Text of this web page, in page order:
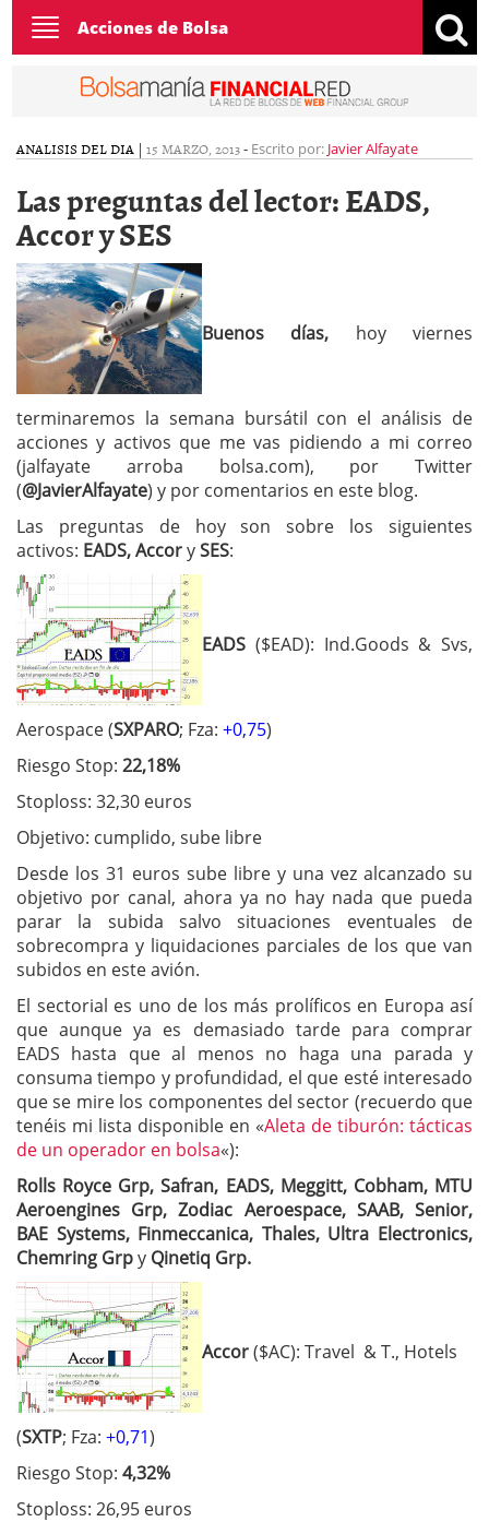
Toggle
navigation
Acciones de Bolsa
ANALISIS DEL DIA | 15 MARZO, 2013- Escrito por: Javier Alfayate
Las preguntas del lector: EADS,
Accor y SES
Buenos días, hoy viernes
terminaremos la semana bursátil con el análisis de
acciones y activos que me vas pidiendo a mi correo
(jalfayate arroba bolsa.com), por Twitter
(@JavierAlfayate) y por comentarios en este blog.
Las preguntas de hoy son sobre los siguientes
activos: EADS, AccorySES:
EADS ($EAD): Ind.Goods & Svs,
Aerospace (SXPARO; Fza: +0,75)
Riesgo Stop: 22,18%
Stoploss: 32,30 euros
Objetivo: cumplido, sube libre
Desde los 31 euros sube libre y una vez alcanzado su
objetivo por canal, ahora ya no hay nada que pueda
parar la subida salvo situaciones eventuales de
sobrecompra y liquidaciones parciales de los que van
subidos en este avión.
El sectorial es uno de los más prolíficos en Europa así
que aunque ya es demasiado tarde para comprar
EADS hasta que al menos no haga una parada y
consuma tiempo y profundidad, el que esté interesado
que se mire los componentes del sector (recuerdo que
tenéis mi lista disponible en «Aleta de tiburón: tácticas
de un operador en bolsa«):
Rolls Royce Grp, Safran, EADS, Meggitt, Cobham, MTU
Aeroengines Grp, Zodiac Aeroespace, SAAB, Senior,
BAE Systems, Finmeccanica, Thales, Ultra Electronics,
Chemring Grpy Qinetiq Grp.
Accor($AC): Travel & T., Hotels
(SXTP; Fza: +0,71)
Riesgo Stop: 4,32%
Stoploss: 26,95 euros